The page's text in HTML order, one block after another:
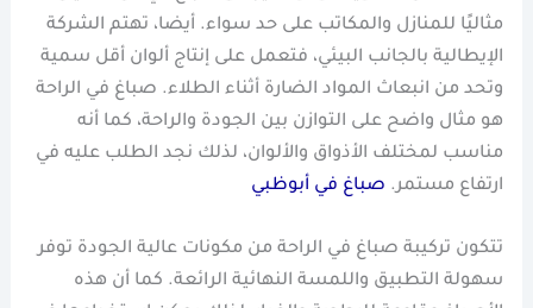
مثاليًا للمنازل والمكاتب على حد سواء. أيضا، تهتم الشركة
الإيطالية بالجانب البيئي، فتعمل على إنتاج ألوان أقل سمية
وتحد من انبعاث المواد الضارة أثناء الطلاء. صباغ في الراحة
هو مثال واضح على التوازن بين الجودة والراحة، كما أنه
مناسب لمختلف الأذواق والألوان، لذلك نجد الطلب عليه في
ارتفاع مستمر. صباغ في أبوظبي
تتكون تركيبة صباغ في الراحة من مكونات عالية الجودة توفر
سهولة التطبيق واللمسة النهائية الرائعة. كما أن هذه